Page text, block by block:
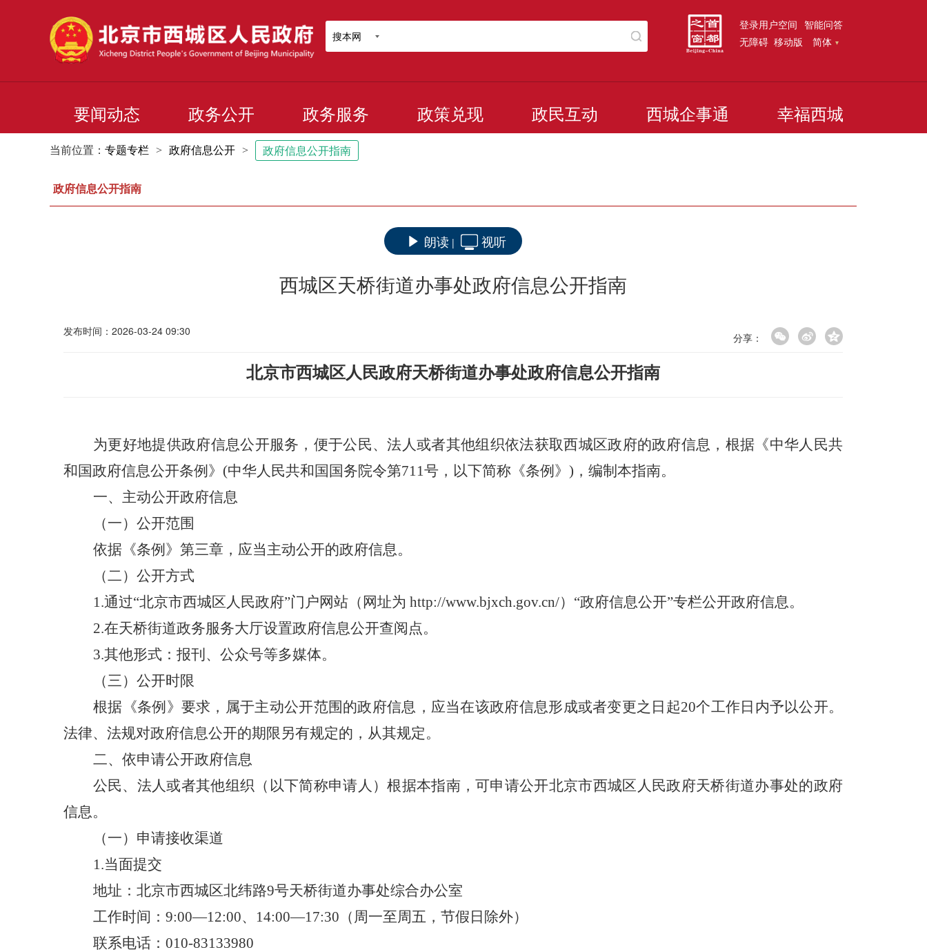
搜本网
登录用户空间 智能问答
无障碍 移动版 简体
要闻动态 政务公开 政务服务 政策兑现 政民互动 西城企事通 幸福西城
当前位置： 专题专栏 > 政府信息公开 > 政府信息公开指南
政府信息公开指南
朗读 | 视听
西城区天桥街道办事处政府信息公开指南
发布时间：2026-03-24 09:30 分享：
北京市西城区人民政府天桥街道办事处政府信息公开指南
为更好地提供政府信息公开服务，便于公民、法人或者其他组织依法获取西城区政府的政府信息，根据《中华人民共
和国政府信息公开条例》(中华人民共和国国务院令第711号， 以下简称《条例》)，编制本指南。
一、 主动公开政府信息
（一） 公开范围
依据 《条例》第三章，应当主动公开的政府信息。
（二） 公开方式
1.通过“北京市西城区人民政府”门户网站（网址为 http://www.bjxch.gov.cn/）“政府信息公开”专栏公开政府信息。
2.在天桥街道政务服务大厅设置政府信息公开查阅点。
3.其他形式：报刊、公众号等多媒体。
（三） 公开时限
根据《条例》要求，属于主动公开范围的政府信息，应当在该政府信息形成或者变更之日起20个工作日内予以公开。
法律、法规对政府信息公开的期限另有规定的，从其规定。
二、依申请公开政府信息
公民、法人或者其他组织（以下简称申请人）根据本指南，可申请公开北京市西城区人民政府天桥街道办事处的政府
信息。
（一）申请接收渠道
1.当面提交
地址：北京市西城区北纬路9号天桥街道办事处综合办公室
工作时间： 9:00—12:00、14:00—17:30（周一至周五，节假日除外）
联系电话： 010-83133980